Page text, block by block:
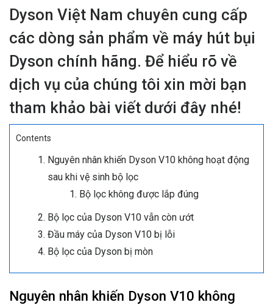
Dyson Việt Nam chuyên cung cấp
các dòng sản phẩm về máy hút bụi
Dyson chính hãng. Để hiểu rõ về
dịch vụ của chúng tôi xin mời bạn
tham khảo bài viết dưới đây nhé!
Contents
Nguyên nhân khiến Dyson V10 không hoạt động
sau khi vệ sinh bộ lọc
Bộ lọc không được lắp đúng
Bộ lọc của Dyson V10 vẫn còn ướt
Đầu máy của Dyson V10 bị lỗi
Bộ lọc của Dyson bị mòn
Nguyên nhân khiến Dyson V10 không